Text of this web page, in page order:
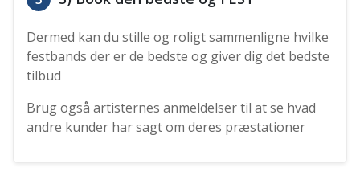
Dermed kan du stille og roligt sammenligne hvilke
festbands der er de bedste og giver dig det bedste
tilbud
Brug også artisternes anmeldelser til at se hvad
andre kunder har sagt om deres præstationer